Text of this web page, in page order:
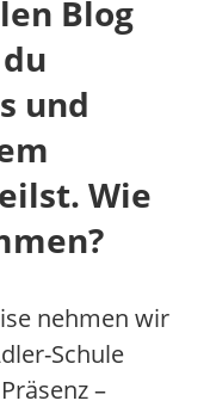
Blog
und
Wie
nehmen wir
Schule
–